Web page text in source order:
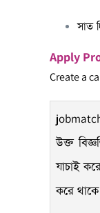
সাত
Apply
Create a
উক্ত
যাচাই
করে